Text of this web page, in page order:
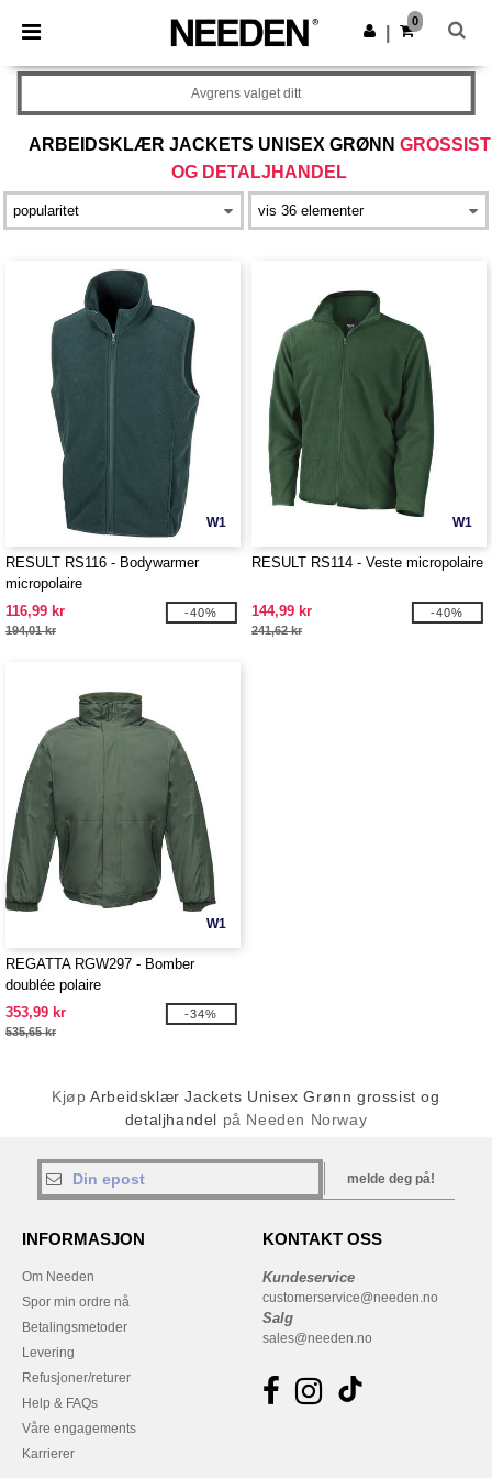
× Needen-app
Bedre priser i appen!
Last ned app
0
ARBEIDSKLÆR JACKETS UNISEX GRØNN GROSSIST
OG DETALJHANDEL
Avgrens valget ditt
W1
RESULT RS116 - Bodywarmer
micropolaire
116,99 kr
194,01 kr
-40%
W1
RESULT RS114 - Veste micropolaire
144,99 kr
241,62 kr
-40%
W1
REGATTA RGW297 - Bomber
doublée polaire
353,99 kr
535,65 kr
-34%
KjøpArbeidsklær Jackets Unisex Grønn grossist og
detaljhandel på Needen Norway
melde deg på!
INFORMASJON
Om Needen
Spor min ordre nå
Betalingsmetoder
Levering
Refusjoner/returer
Help & FAQs
Våre engagements
Karrierer
KONTAKT OSS
Kundeservice
customerservice@needen.no
Salg
sales@needen.no